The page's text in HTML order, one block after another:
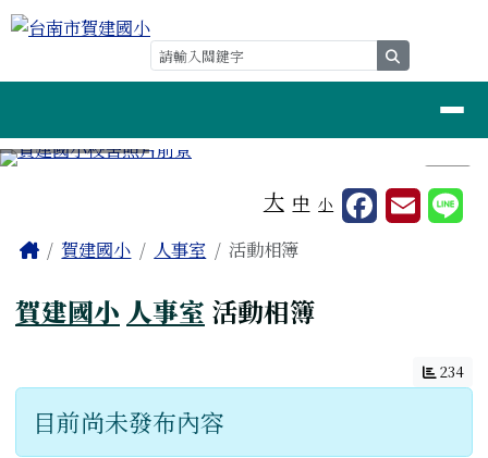
跳至主內容區
台南市賀建國小
⏸
大 中 小
主內容區域
Home
賀建國小 人事室 活動相簿
賀建國小 人事室 活動相簿
234
目前尚未發布內容
頁尾區域